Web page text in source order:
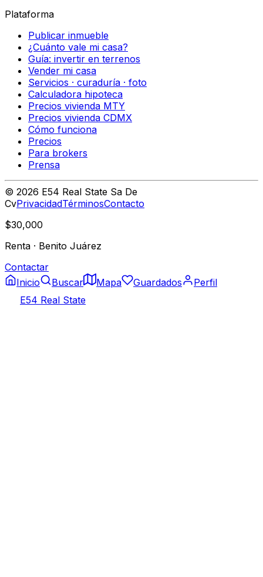
Plataforma
Publicar inmueble
¿Cuánto vale mi casa?
Guía: invertir en terrenos
Vender mi casa
Servicios · curaduría · foto
Calculadora hipoteca
Precios vivienda MTY
Precios vivienda CDMX
Cómo funciona
Precios
Para brokers
Prensa
© 2026 E54 Real State Sa De
CvPrivacidadTérminosContacto
$30,000
Renta · Benito Juárez
Contactar
Inicio
Buscar Mapa Guardados
Perfil
E54 Real State